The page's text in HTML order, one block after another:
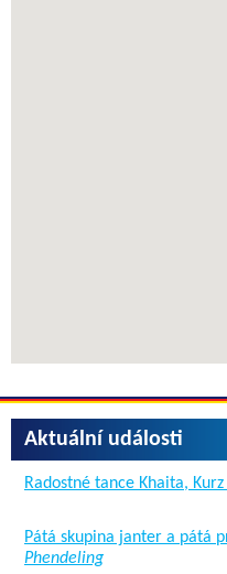
Aktuální události
Radostné tance Khaita,
Pátá skupina janter a pátá
Phendeling